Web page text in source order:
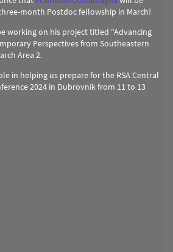
month Postdoc fellowship in March!
working on his project titled “Advancing
Perspectives from Southeastern
Area 2.
in helping us prepare for the RSA Central
2024 in Dubrovnik from 11 to 13